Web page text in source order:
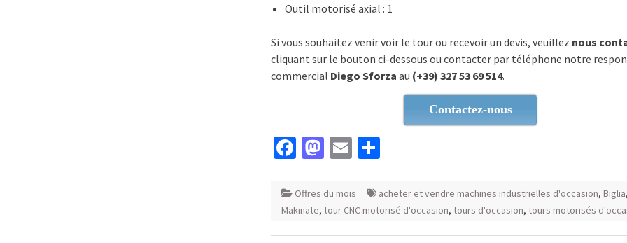
Outil motorisé axial : 1
Si vous souhaitez venir voir le tour ou recevoir un devis, veuillez nous
cliquant sur le bouton ci-dessous ou contacter par téléphone notre
commercial Diego Sforza au (+39) 327 53 69 514.
Contactez-nous
Facebook
Mastodon
Email
Offres du mois acheter et vendre machines industrielles d'occasion, Biglia,
Makinate, tour CNC motorisé d'occasion, tours d'occasion, tours motorisés